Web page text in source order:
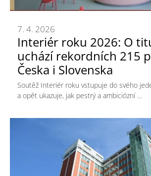
Interiér roku 2026: O
uchází rekordních 215
Česka i Slovenska
7. 4. 2026
Soutěž Interiér roku vstupuje do svého
a opět ukazuje, jak pestrý a ambiciózní …